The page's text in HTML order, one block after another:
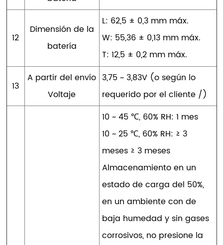
12
Dimensión de la
batería
L: 62,5 ± 0,3 mm máx.
W: 55,36 ± 0,13 mm máx.
T: 12,5 ± 0,2 mm máx.
13
A partir del envío
Voltaje
3,75 ~ 3,83V (o según lo
requerido por el cliente /)
10 ~ 45 ℃, 60% RH: 1 mes
10 ~ 25 ℃, 60% RH: ≥ 3
meses ≥ 3 meses
Almacenamiento en un
estado de carga del 50%,
en un ambiente con de
baja humedad y sin gases
corrosivos, no presione la